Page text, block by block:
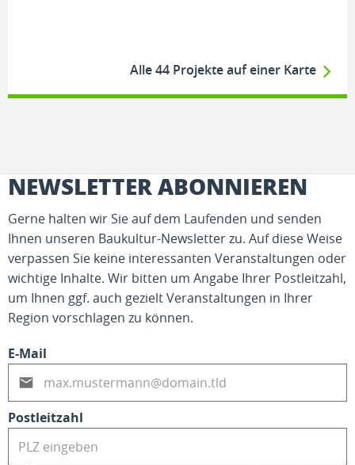
Alle 44 Projekte auf einer Karte
NEWSLETTER ABONNIEREN
Gerne halten wir Sie auf dem Laufenden und senden
Ihnen unseren Baukultur-Newsletter zu. Auf diese Weise
verpassen Sie keine interessanten Veranstaltungen oder
wichtige Inhalte. Wir bitten um Angabe Ihrer Postleitzahl,
um Ihnen ggf. auch gezielt Veranstaltungen in Ihrer
Region vorschlagen zu können.
E-Mail
Postleitzahl